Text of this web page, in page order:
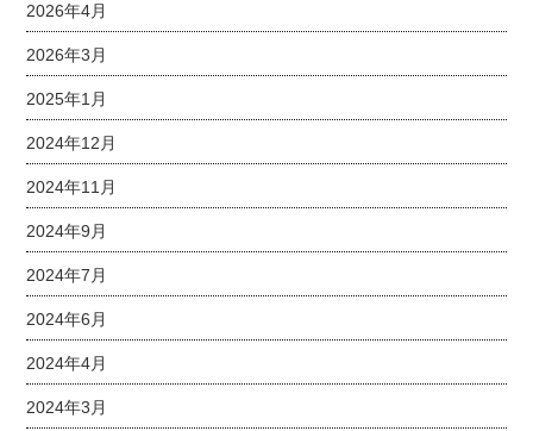
2026年4月
2026年3月
2025年1月
2024年12月
2024年11月
2024年9月
2024年7月
2024年6月
2024年4月
2024年3月